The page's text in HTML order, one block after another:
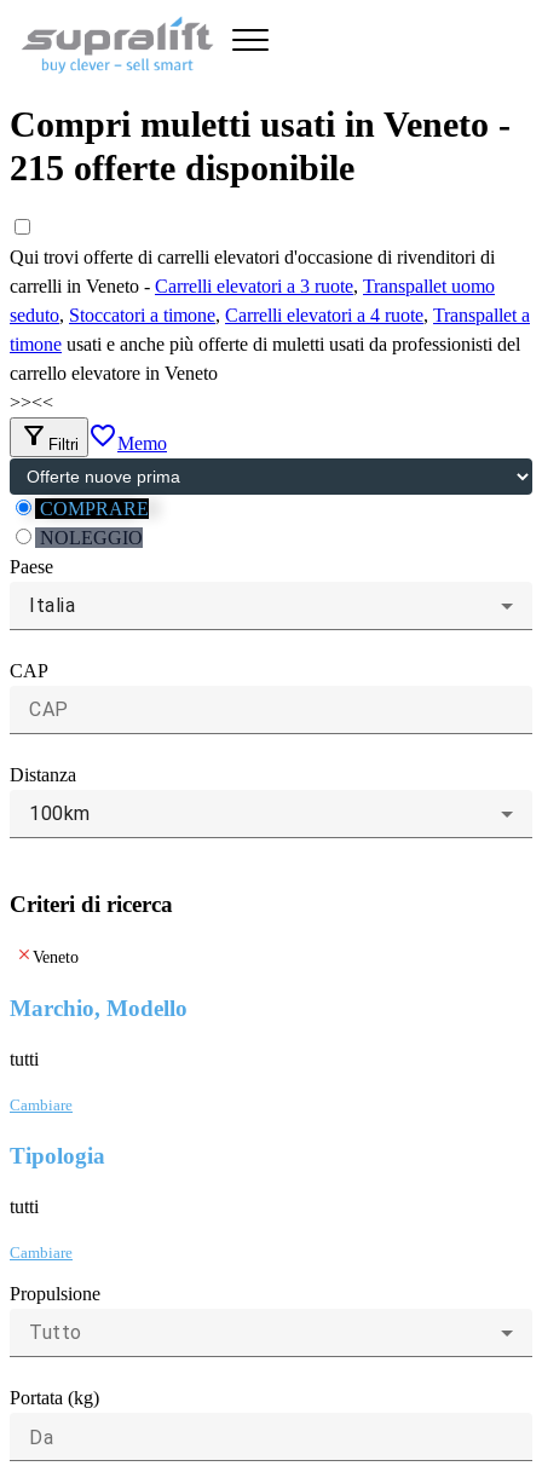
Compri muletti usati in Veneto -
215 offerte disponibile
Qui trovi offerte di carrelli elevatori d'occasione di rivenditori di
carrelli in Veneto - Carrelli elevatori a 3 ruote, Transpallet uomo
seduto, Stoccatori a timone, Carrelli elevatori a 4 ruote, Transpallet a
timone usati e anche più offerte di muletti usati da professionisti del
carrello elevatore in Veneto
>><<
filter_alt Filtri favorite_borderMemo
COMPRARE
NOLEGGIO
Paese
Italia
CAP
Distanza
100km
Criteri di ricerca
clear Veneto
Marchio, Modello
tutti
Cambiare
Tipologia
tutti
Cambiare
Propulsione
Tutto
Portata (kg)
Da